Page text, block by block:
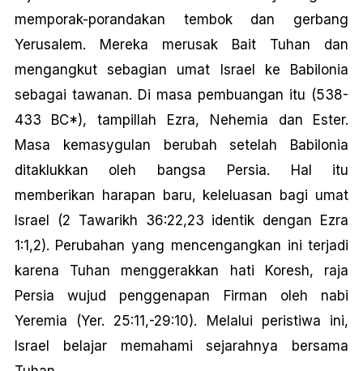
memporak-porandakan tembok dan gerbang
Yerusalem. Mereka merusak Bait Tuhan dan
mengangkut sebagian umat Israel ke Babilonia
sebagai tawanan. Di masa pembuangan itu (538-
433 BC*), tampillah Ezra, Nehemia dan Ester.
Masa kemasygulan berubah setelah Babilonia
ditaklukkan oleh bangsa Persia. Hal itu
memberikan harapan baru, keleluasan bagi umat
Israel (2 Tawarikh 36:22,23 identik dengan Ezra
1:1,2). Perubahan yang mencengangkan ini terjadi
karena Tuhan menggerakkan hati Koresh, raja
Persia wujud penggenapan Firman oleh nabi
Yeremia (Yer. 25:11,-29:10). Melalui peristiwa ini,
Israel belajar memahami sejarahnya bersama